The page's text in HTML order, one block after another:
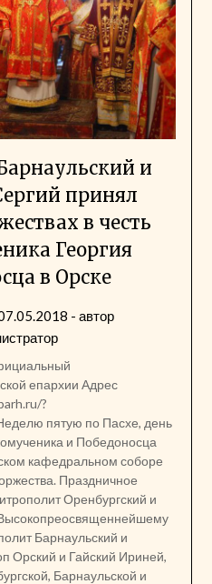
и
принял
в честь
Георгия
в Орске
- автор
епархии Адрес
?
пятую по Пасхе, день
и Победоносца
кафедральном соборе
Праздничное
Оренбургский и
Барнаульский и
Орский и Гайский Ириней,
Барнаульской и